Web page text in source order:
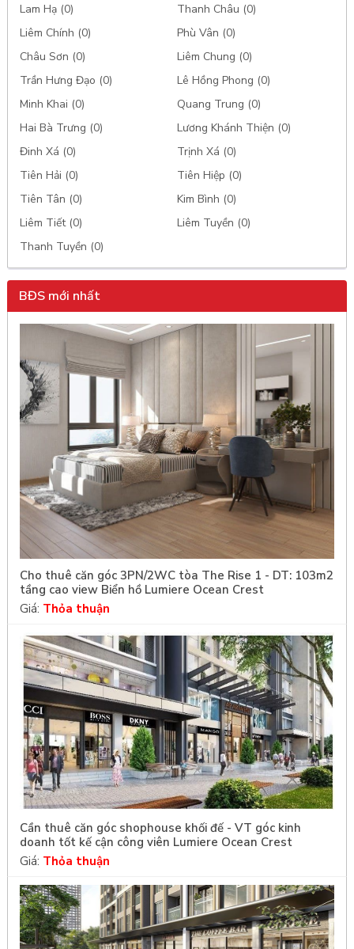
Lam Hạ (0)
Thanh Châu (0)
Liêm Chính (0)
Phù Vân (0)
Châu Sơn (0)
Liêm Chung (0)
Trần Hưng Đạo (0)
Lê Hồng Phong (0)
Minh Khai (0)
Quang Trung (0)
Hai Bà Trưng (0)
Lương Khánh Thiện (0)
Đinh Xá (0)
Trịnh Xá (0)
Tiên Hải (0)
Tiên Hiệp (0)
Tiên Tân (0)
Kim Bình (0)
Liêm Tiết (0)
Liêm Tuyền (0)
Thanh Tuyền (0)
BĐS mới nhất
Cho thuê căn góc 3PN/2WC tòa The Rise 1 - DT: 103m2
tầng cao view Biển hồ Lumiere Ocean Crest
Giá: Thỏa thuận
Cần thuê căn góc shophouse khối đế - VT góc kinh
doanh tốt kế cận công viên Lumiere Ocean Crest
Giá: Thỏa thuận